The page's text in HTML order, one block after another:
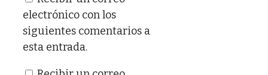
electrónico con los
siguientes comentarios a
esta entrada.